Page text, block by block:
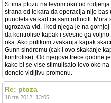
S. ima ptozu na levom oku od
strana od lekara da operacija nije
punoletstva kad ce sam odluciti.
ugrozava vid. I kod njega je na
da kontrolise kapak i svesno ga
oka. Ako prilikom zvakanja kapak
Gunn sindromu (cak i ovo skakanje
kontrolise). Od njegove trece godine
kako bi se vise stimulisalo levo oko
donelo vidljivu promenu.
Re: ptoza
18 tra 2012, 13:05